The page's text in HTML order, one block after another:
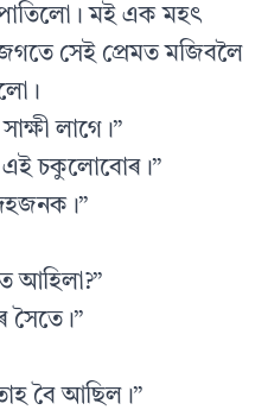
মই এক মহৎ
সেই প্ৰেমত মজিবলৈ
লাগে।”
এই চকুলোবোৰ।”
আহিলা?”
সৈতে।”
বৈ আছিল।”